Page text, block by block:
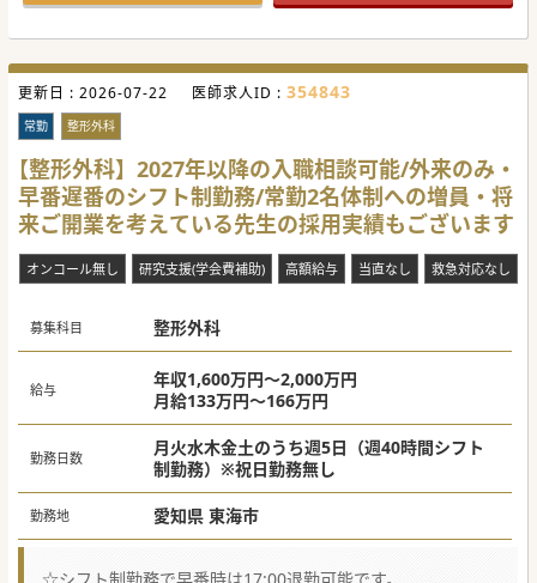
更新日 : 2026-07-22 医師求人ID : 354843
常勤 整形外科
【整形外科】2027年以降の入職相談可能/外来のみ・
早番遅番のシフト制勤務/常勤2名体制への増員・将
来ご開業を考えている先生の採用実績もございます
オンコール無し 研究支援(学会費補助) 高額給与 当直なし 救急対応なし
募集科目 整形外科
給与
年収1,600万円～2,000万円
月給133万円～166万円
勤務日数
月火水木金土のうち週5日（週40時間シフト
制勤務）※祝日勤務無し
勤務地 愛知県 東海市